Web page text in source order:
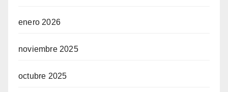
enero 2026
noviembre 2025
octubre 2025